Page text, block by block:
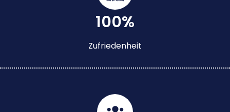
100%
Zufriedenheit